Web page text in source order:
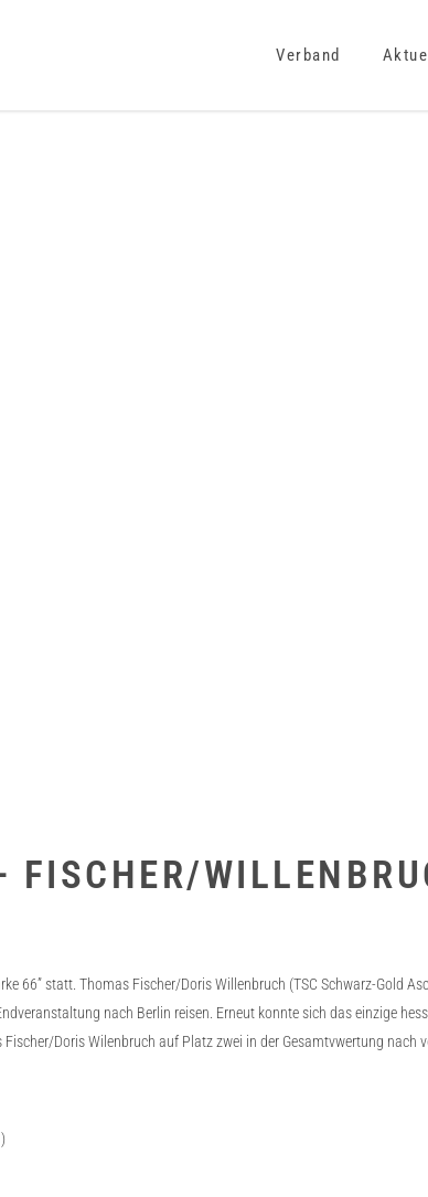
Verband
66” statt. Thomas Fischer/Doris Willenbruch (TSC Schwarz-Gold
nach Berlin reisen. Erneut konnte sich das einzige
Doris Wilenbruch auf Platz zwei in der Gesamtvwertung nach